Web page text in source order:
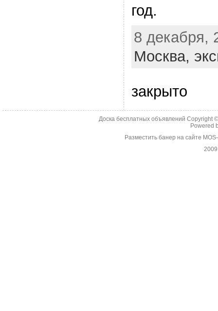
год.
8 декабря,
Москва,
закрыто
Доска бесплатных объявлений Copyright
Powered
Разместить банер на сайте